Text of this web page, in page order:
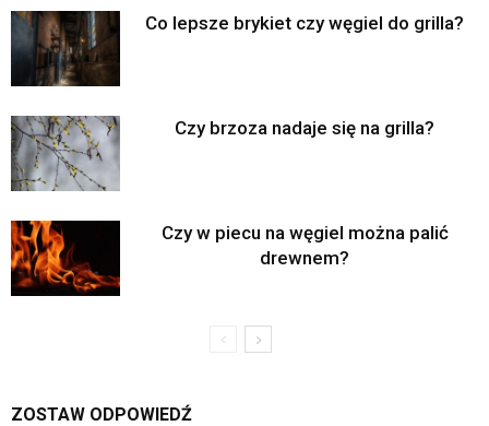
Co lepsze brykiet czy węgiel do grilla?
Czy brzoza nadaje się na grilla?
Czy w piecu na węgiel można palić
drewnem?
ZOSTAW ODPOWIEDŹ